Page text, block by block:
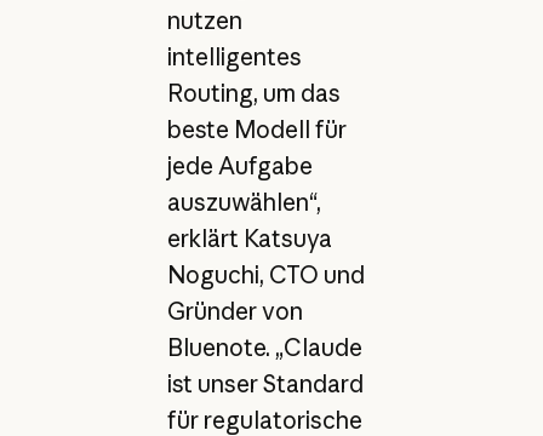
nutzen
intelligentes
Routing, um das
beste Modell für
jede Aufgabe
auszuwählen“,
erklärt Katsuya
Noguchi, CTO und
Gründer von
Bluenote. „Claude
ist unser Standard
für regulatorische